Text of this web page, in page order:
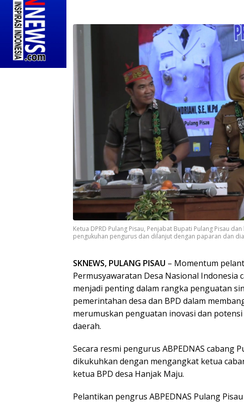
Ketua DPRD Pulang Pisau, Penjabat Bupati Pulang Pisau
pengukuhan pengurus dan dilanjut dengan paparan dan
SKNEWS, PULANG PISAU – Momentum
Permusyawaratan Desa Nasional Indonesia
menjadi penting dalam rangka penguatan
pemerintahan desa dan BPD dalam
merumuskan penguatan inovasi dan potensi
daerah.
Secara resmi pengurus ABPEDNAS cabang
dikukuhkan dengan mengangkat ketua
ketua BPD desa Hanjak Maju.
Pelantikan pengrus ABPEDNAS Pulang